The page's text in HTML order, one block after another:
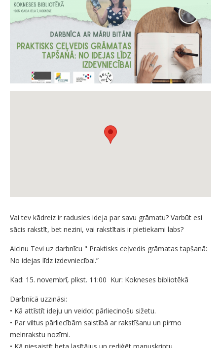
Vai tev kādreiz ir radusies ideja par savu grāmatu? Varbūt esi
sācis rakstīt, bet nezini, vai rakstītais ir pietiekami labs?
Aicinu Tevi uz darbnīcu " Praktisks ceļvedis grāmatas tapšanā:
No idejas līdz izdevniecībai.”
Kad: 15. novembrī, plkst. 11:00 Kur: Kokneses bibliotēkā
Darbnīcā uzzināsi:
• Kā attīstīt ideju un veidot pārliecinošu sižetu.
• Par viltus pārliecībām saistībā ar rakstīšanu un pirmo
melnrakstu nozīmi.